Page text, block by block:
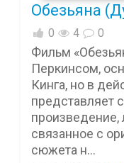
Обезьяна
0 4 0
Фильм
Перкинсом,
Кинга, но в
представляет
связанное с
сюжета н...